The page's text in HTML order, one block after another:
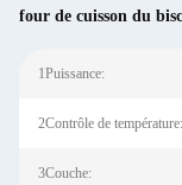
four de cuisson du
1Puissance:
2Contrôle de température:
3Couche: